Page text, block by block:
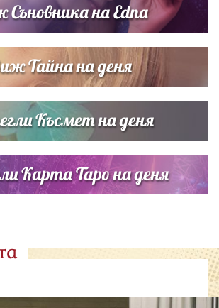
на Edna
Тайна на деня
Късмет на деня
Карта Таро на деня